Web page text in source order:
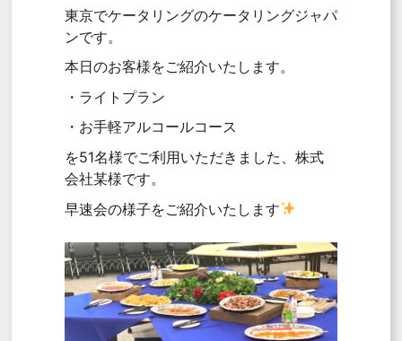
東京でケータリングのケータリングジャパ
ンです。
本日のお客様をご紹介いたします。
・ライトプラン
・お手軽アルコールコース
を51名様でご利用いただきました、株式
会社某様です。
早速会の様子をご紹介いたします